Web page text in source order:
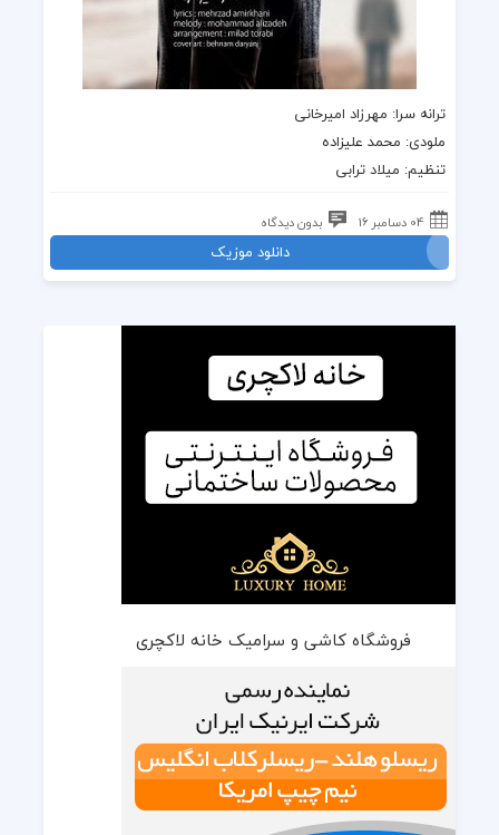
ترانه سرا: مهرزاد امیرخانی
ملودی: محمد علیزاده
تنظیم: میلاد ترابی
04 دسامبر 16 بدون دیدگاه
دانلود موزیک
فروشگاه کاشی و سرامیک خانه لاکچری